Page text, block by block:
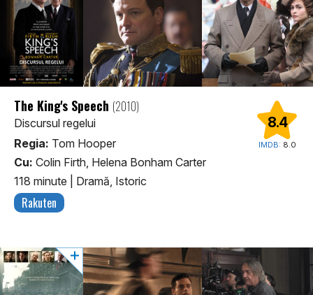
8.4
IMDB: 8.0
The King's Speech (2010)
Discursul regelui
Regia: Tom Hooper
Cu: Colin Firth, Helena Bonham Carter
118 minute
Dramă, Istoric
Rakuten